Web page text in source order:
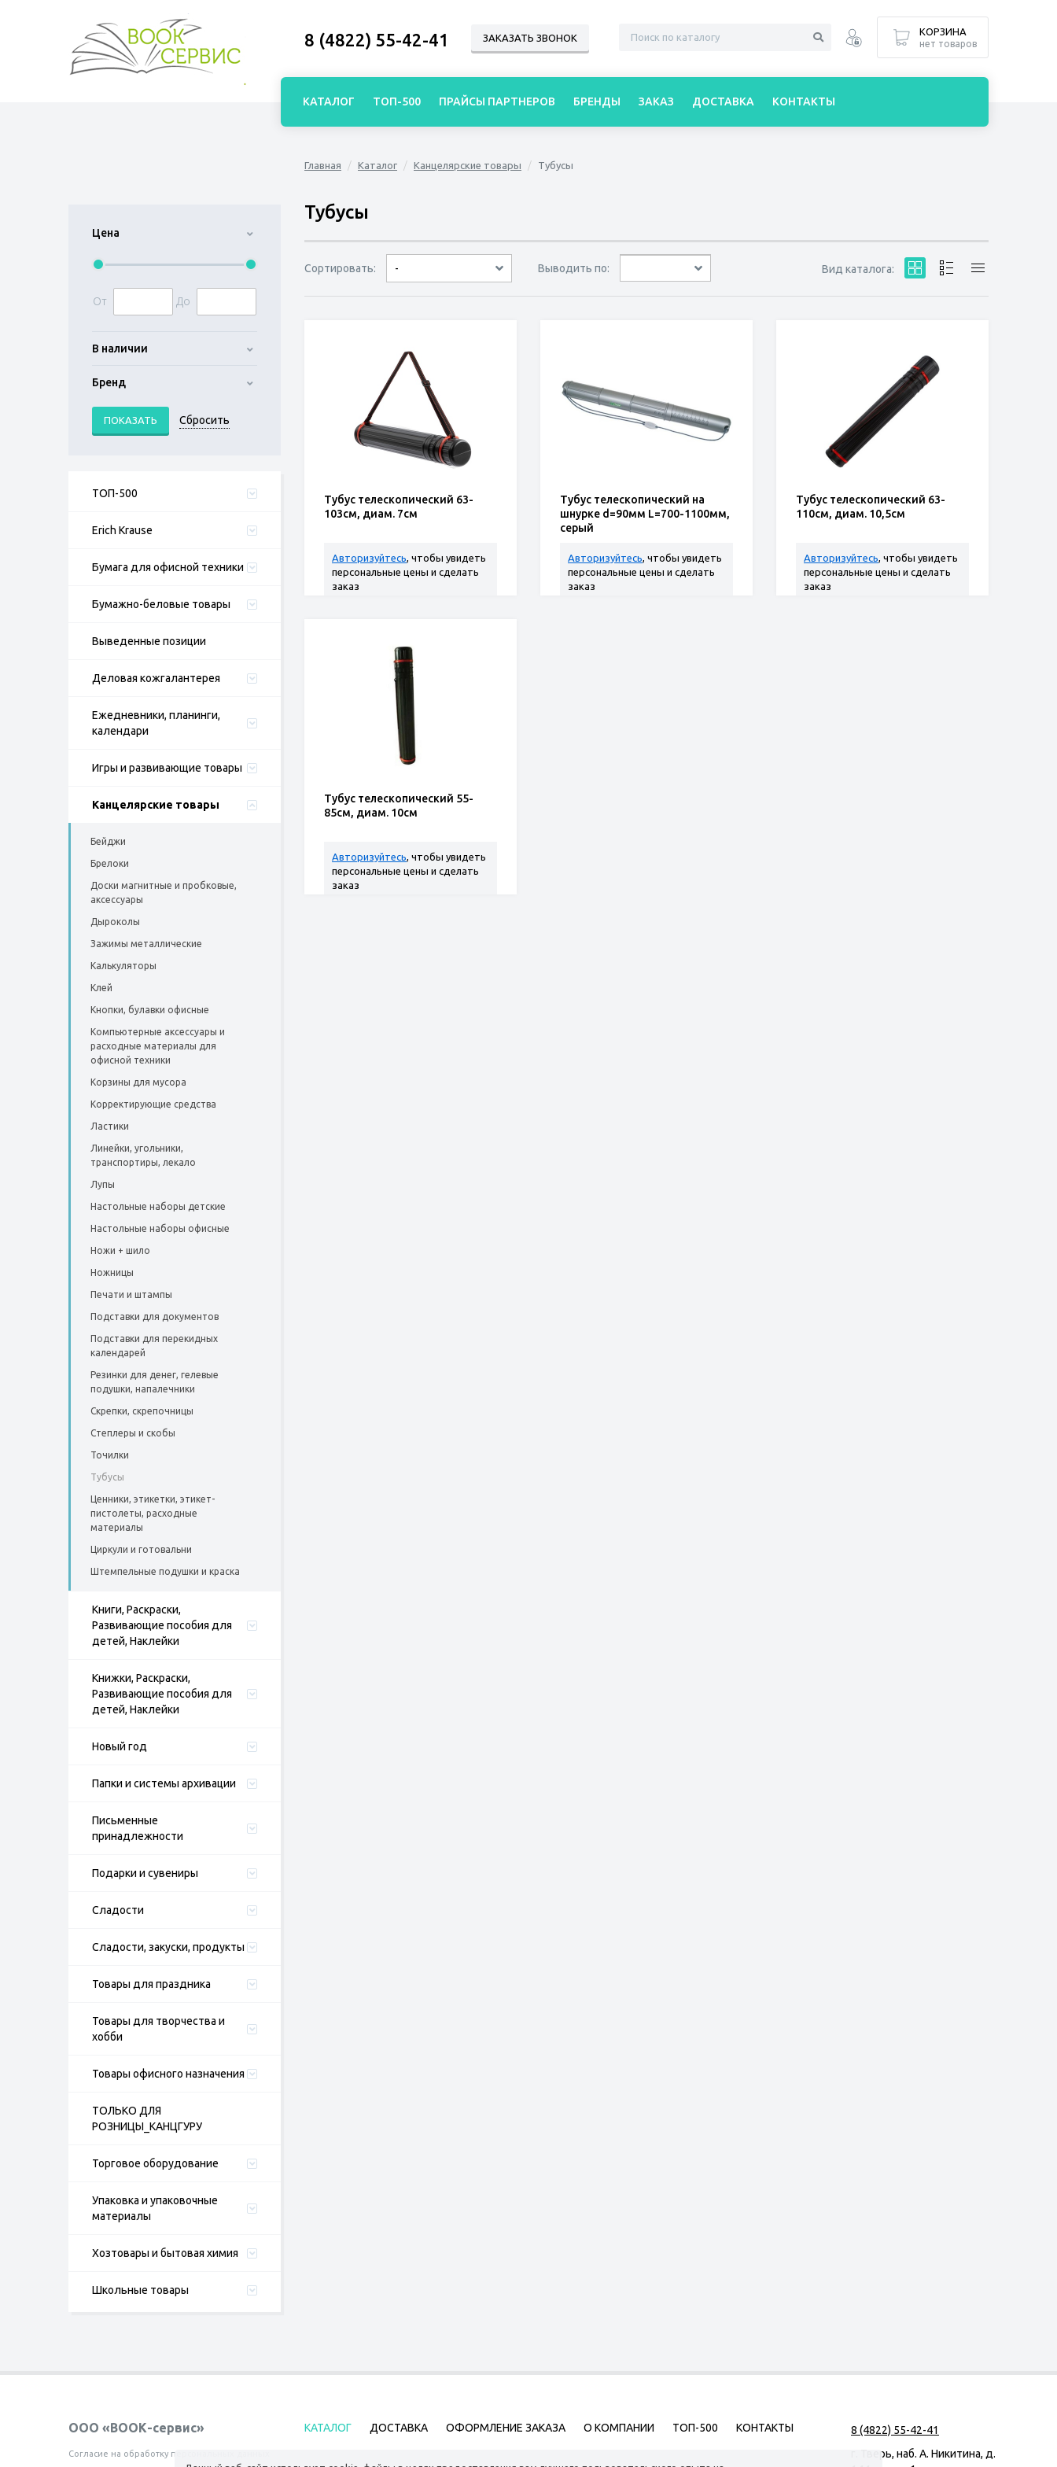
Цена
От До
В наличии
Бренд
ТОП-500
Erich Krause
Бумага для офисной техники
Бумажно-беловые товары
Выведенные позиции
Деловая кожгалантерея
Ежедневники, планинги,
календари
Игры и развивающие товары
Канцелярские товары
Бейджи
Брелоки
Доски магнитные и пробковые,
аксессуары
Дыроколы
Зажимы металлические
Калькуляторы
Клей
Кнопки, булавки офисные
Компьютерные аксессуары и
расходные материалы для
офисной техники
Корзины для мусора
Корректирующие средства
Ластики
Линейки, угольники,
транспортиры, лекало
Лупы
Настольные наборы детские
Настольные наборы офисные
Ножи + шило
Ножницы
Печати и штампы
Подставки для документов
Подставки для перекидных
календарей
Резинки для денег, гелевые
подушки, напалечники
Скрепки, скрепочницы
Степлеры и скобы
Точилки
Тубусы
Ценники, этикетки, этикет-
пистолеты, расходные
материалы
Циркули и готовальни
Штемпельные подушки и краска
Книги, Раскраски,
Развивающие пособия для
детей, Наклейки
Книжки, Раскраски,
Развивающие пособия для
детей, Наклейки
Новый год
Папки и системы архивации
Письменные
принадлежности
Подарки и сувениры
Сладости
Сладости, закуски, продукты
Товары для праздника
Товары для творчества и
хобби
Товары офисного назначения
ТОЛЬКО ДЛЯ
РОЗНИЦЫ_КАНЦГУРУ
Торговое оборудование
Упаковка и упаковочные
материалы
Хозтовары и бытовая химия
Школьные товары
Главная Каталог Канцелярские товары Тубусы
Тубусы
Сортировать: -
по дате
по популярности
сначала дешёвые
сначала дорогие
Выводить по: Вид каталога:
Тубус телескопический 63-
103см, диам. 7см
Авторизуйтесь, чтобы увидеть
персональные цены и сделать
заказ
Тубус телескопический на
шнурке d=90мм L=700-1100мм,
серый
Авторизуйтесь, чтобы увидеть
персональные цены и сделать
заказ
Тубус телескопический 63-
110см, диам. 10,5см
Авторизуйтесь, чтобы увидеть
персональные цены и сделать
заказ
Тубус телескопический 55-
85см, диам. 10см
Авторизуйтесь, чтобы увидеть
персональные цены и сделать
заказ
8 (4822) 55-42-41 ЗАКАЗАТЬ ЗВОНОК
КОРЗИНА
нет товаров
КАТАЛОГ ТОП-500 ПРАЙСЫ ПАРТНЕРОВ БРЕНДЫ ЗАКАЗ ДОСТАВКА КОНТАКТЫ
ООО «ВООК-сервис»
Согласие на обработку персональных данных
КАТАЛОГ ДОСТАВКА ОФОРМЛЕНИЕ ЗАКАЗА О КОМПАНИИ ТОП-500 КОНТАКТЫ
8 (4822) 55-42-41
г. Тверь, наб. А. Никитина, д.